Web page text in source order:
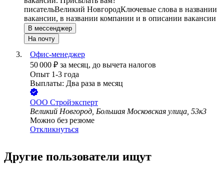
писательВеликий НовгородКлючевые слова в названии
вакансии, в названии компании и в описании вакансии
В мессенджер
На почту
Офис-менеджер
50 000 ₽ за месяц, до вычета налогов
Опыт 1-3 года
Выплаты: Два раза в месяц
ООО Стройэксперт
Великий Новгород, Большая Московская улица, 53к3
Можно без резюме
Откликнуться
Другие пользователи ищут